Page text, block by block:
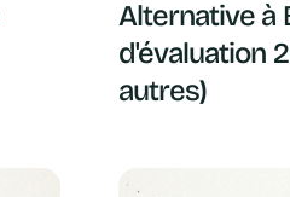
Alternative à
d'évaluation
autres)